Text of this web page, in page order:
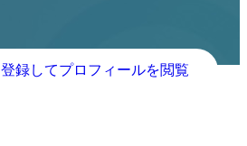
登録してプロフィールを閲覧